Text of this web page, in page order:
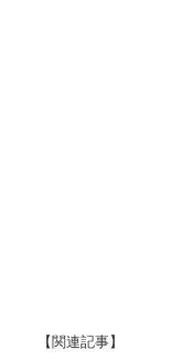
【関連記事】